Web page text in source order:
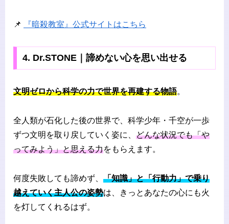
📌 『暗殺教室』公式サイトはこちら
4. Dr.STONE｜諦めない心を思い出せる
文明ゼロから科学の力で世界を再建する物語。
全人類が石化した後の世界で、科学少年・千空が一歩
ずつ文明を取り戻していく姿に、 どんな状況でも「や
ってみよう」と思える力をもらえます。
何度失敗しても諦めず、 「知識」と「行動力」で乗り
越えていく主人公の姿勢は、きっとあなたの心にも火
を灯してくれるはず。